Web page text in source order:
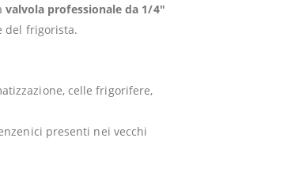
valvola professionale da 1/4″
del frigorista.
celle frigorifere,
presenti nei vecchi